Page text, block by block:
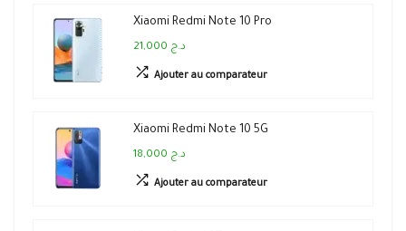
Xiaomi Redmi Note 10 Pro
21,000 د.ج
Ajouter au comparateur
Xiaomi Redmi Note 10 5G
18,000 د.ج
Ajouter au comparateur